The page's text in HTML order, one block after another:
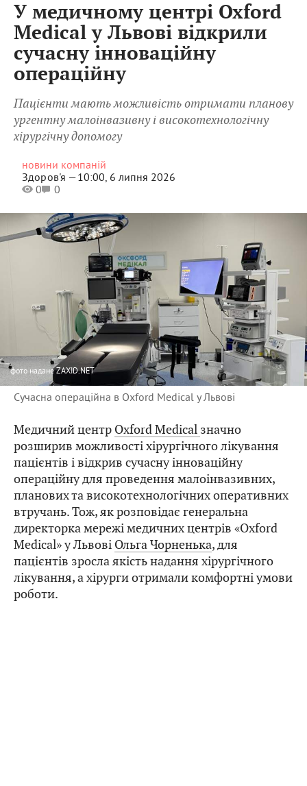
У медичному центрі Oxford
Medical у Львові відкрили
сучасну інноваційну
операційну
Пацієнти мають можливість отримати планову
ургентну малоінвазивну і високотехнологічну
хірургічну допомогу
новини компаній
Здоров'я —10:00, 6 липня 2026
0
0
фото надане ZAXID.NET
Сучасна операційна в Oxford Medical у Львові
Медичний центр Oxford Medical значно
розширив можливості хірургічного лікування
пацієнтів і відкрив сучасну інноваційну
операційну для проведення малоінвазивних,
планових та високотехнологічних оперативних
втручань. Тож, як розповідає генеральна
директорка мережі медичних центрів «Oxford
Medical» у Львові Ольга Чорненька, для
пацієнтів зросла якість надання хірургічного
лікування, а хірурги отримали комфортні умови
роботи.